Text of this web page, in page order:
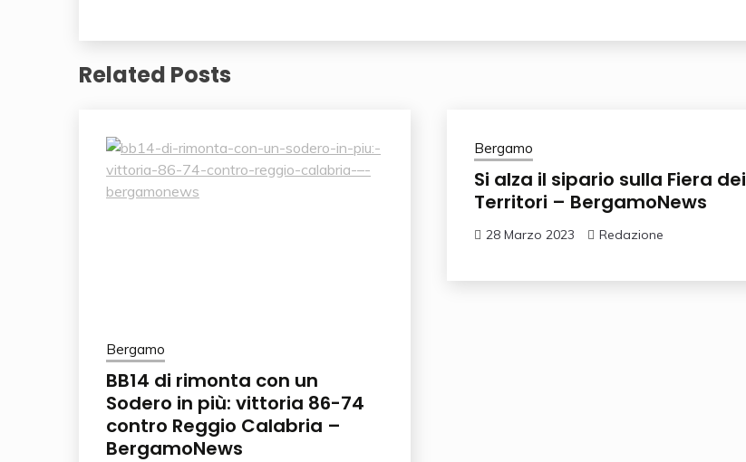
Related Posts
Bergamo
BB14 di rimonta con un
Sodero in più: vittoria 86-74
contro Reggio Calabria –
BergamoNews
Bergamo
Si alza il sipario sulla Fiera dei
Territori – BergamoNews
28 Marzo 2023 Redazione